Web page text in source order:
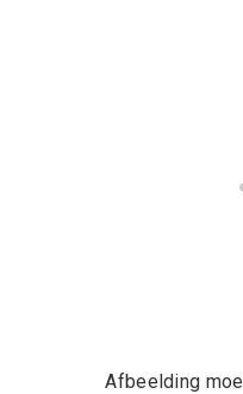
Afbeelding